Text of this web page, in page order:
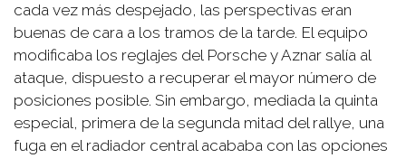
cada vez más despejado, las perspectivas eran
buenas de cara a los tramos de la tarde. El equipo
modificaba los reglajes del Porsche y Aznar salía al
ataque, dispuesto a recuperar el mayor número de
posiciones posible. Sin embargo, mediada la quinta
especial, primera de la segunda mitad del rallye, una
fuga en el radiador central acababa con las opciones